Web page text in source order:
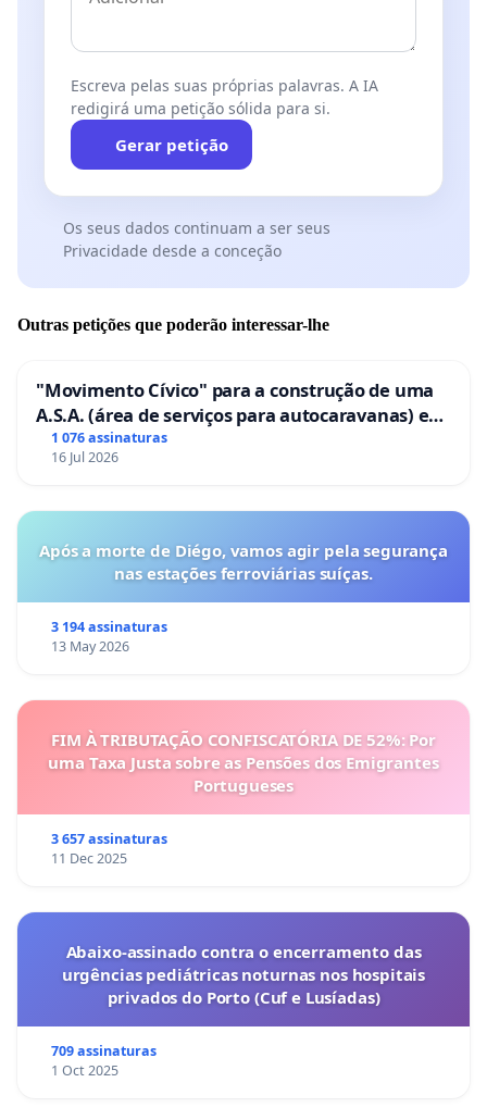
Escreva pelas suas próprias palavras. A IA
redigirá uma petição sólida para si.
Gerar petição
Os seus dados continuam a ser seus
Privacidade desde a conceção
Outras petições que poderão interessar-lhe
"Movimento Cívico" para a construção de uma
A.S.A. (área de serviços para autocaravanas) em
Coimbra
1 076 assinaturas
16 Jul 2026
Após a morte de Diégo, vamos agir pela segurança
nas estações ferroviárias suíças.
3 194 assinaturas
13 May 2026
FIM À TRIBUTAÇÃO CONFISCATÓRIA DE 52%: Por
uma Taxa Justa sobre as Pensões dos Emigrantes
Portugueses
3 657 assinaturas
11 Dec 2025
Abaixo-assinado contra o encerramento das
urgências pediátricas noturnas nos hospitais
privados do Porto (Cuf e Lusíadas)
709 assinaturas
1 Oct 2025